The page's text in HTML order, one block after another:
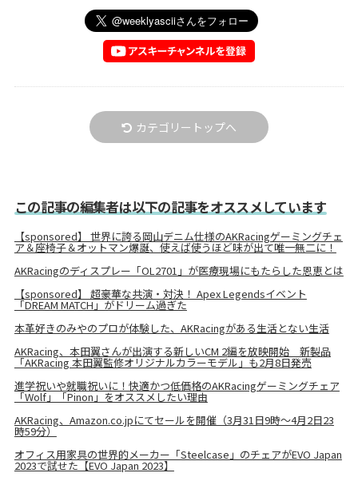
カテゴリートップへ
この記事の編集者は以下の記事をオススメしています
【sponsored】 世界に誇る岡山デニム仕様のAKRacingゲーミングチェ
ア＆座椅子＆オットマン爆誕、使えば使うほど味が出て唯一無二に！
AKRacingのディスプレー「OL2701」が医療現場にもたらした恩恵とは
【sponsored】 超豪華な共演・対決！ Apex Legendsイベント
「DREAM MATCH」がドリーム過ぎた
本革好きのみやのプロが体験した、AKRacingがある生活とない生活
AKRacing、本田翼さんが出演する新しいCM 2編を放映開始 新製品
「AKRacing 本田翼監修オリジナルカラーモデル」も2月8日発売
進学祝いや就職祝いに！快適かつ低価格のAKRacingゲーミングチェア
「Wolf」「Pinon」をオススメしたい理由
AKRacing、Amazon.co.jpにてセールを開催（3月31日9時～4月2日23
時59分）
オフィス用家具の世界的メーカー「Steelcase」のチェアがEVO Japan
2023で試せた【EVO Japan 2023】